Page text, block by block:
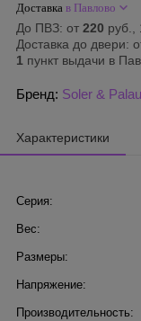
Доставка в Павлово
До ПВЗ: от 220 руб.,
Доставка до двери:
1 пункт выдачи в
Бренд: Soler & Palau
Характеристики
Серия:
Вес:
Размеры:
Напряжение:
Производительность: